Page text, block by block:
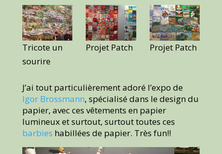
Tricote un
sourire
Projet Patch Projet Patch
J’ai tout particulièrement adoré l’expo de
Igor Brossmann, spécialisé dans le design du
papier, avec ces vêtements en papier
lumineux et surtout, surtout toutes ces
barbies habillées de papier. Très fun!!